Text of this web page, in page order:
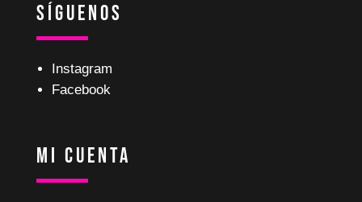
Síguenos
Instagram
Facebook
Mi Cuenta